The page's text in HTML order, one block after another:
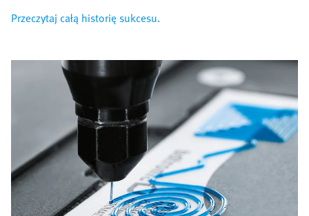
Przeczytaj całą historię sukcesu.